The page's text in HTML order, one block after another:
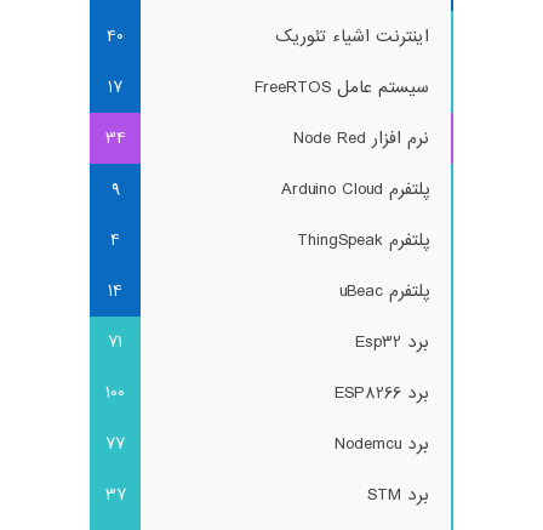
اینترنت اشیاء تئوریک
40
سیستم عامل FreeRTOS
17
نرم افزار Node Red
34
پلتفرم Arduino Cloud
9
پلتفرم ThingSpeak
4
پلتفرم uBeac
14
برد Esp32
71
برد ESP8266
100
برد Nodemcu
77
برد STM
37